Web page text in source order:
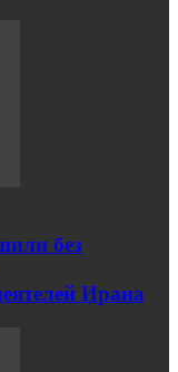
без
Ирана